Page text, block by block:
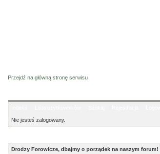
Przejdź na główną stronę serwisu
Nie jesteś zalogowany.
Drodzy Forowicze, dbajmy o porządek na naszym forum!